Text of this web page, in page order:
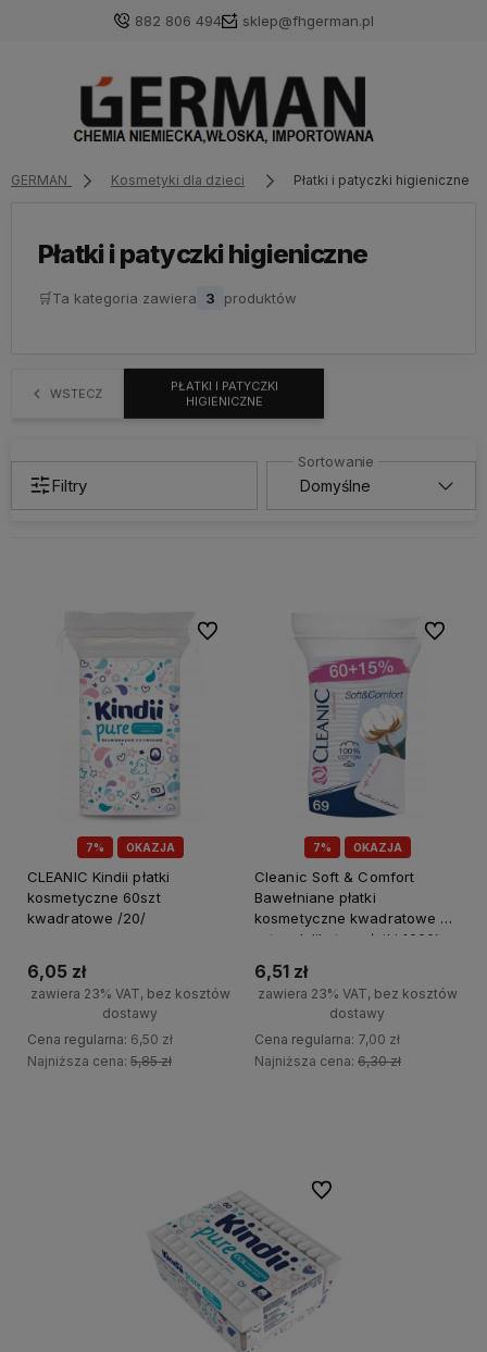
882 806 494 sklep@fhgerman.pl
GERMAN Kosmetyki dla dzieci Płatki i patyczki higieniczne
Płatki i patyczki higieniczne
🛒Ta kategoria zawiera 3 produktów
WSTECZ
PŁATKI I PATYCZKI
HIGIENICZNE
Filtry
7% OKAZJA
CLEANIC Kindii płatki
kosmetyczne 60szt
kwadratowe /20/
6,05 zł
zawiera 23% VAT, bez kosztów
dostawy
Cena regularna: 6,50 zł
Najniższa cena: 5,85 zł
Do ulubionych
7% OKAZJA
Cleanic Soft & Comfort
Bawełniane płatki
kosmetyczne kwadratowe 69
szt. – delikatne płatki 100%
6,51 zł
zawiera 23% VAT, bez kosztów
dostawy
Cena regularna: 7,00 zł
Najniższa cena: 6,30 zł
Do
Do ulubionych